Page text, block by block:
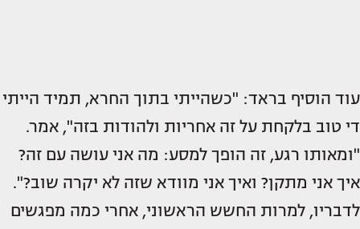
עוד הוסיף בראד: "כשהייתי בתוך החרא, תמיד הייתי
די טוב בלקחת על זה אחריות ולהודות בזה", אמר.
"ומאותו רגע, זה הופך למסע: מה אני עושה עם זה?
איך אני מתקן? ואיך אני מוודא שזה לא יקרה שוב?".
לדבריו, למרות החשש הראשוני, אחרי כמה מפגשים